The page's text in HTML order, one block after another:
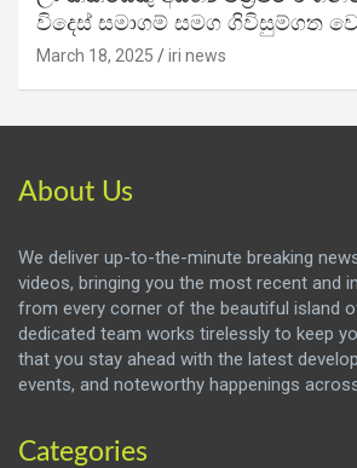
විදෙස් සමාගම් සමග ගිවිසුම්ගත
March 18, 2025 iri news
About Us
We deliver up-to-the-minute breaking
videos, bringing you the most recent and
from every corner of the beautiful island
dedicated team works tirelessly to keep
that you stay ahead with the latest
events, and noteworthy happenings
Categories